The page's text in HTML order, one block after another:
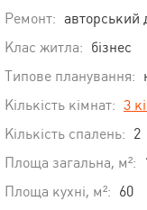
Ремонт: авторський
Клас житла: бізнес
Типове планування:
Кількість кімнат: 3
Кількість спалень: 2
Площа загальна, м²:
Площа кухні, м²: 60